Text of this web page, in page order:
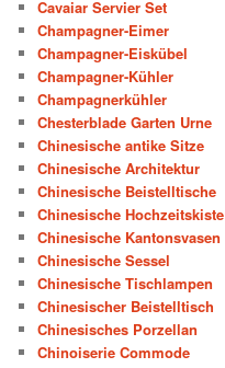
Cavaiar Servier Set
Champagner-Eimer
Champagner-Eiskübel
Champagner-Kühler
Champagnerkühler
Chesterblade Garten Urne
Chinesische antike Sitze
Chinesische Architektur
Chinesische Beistelltische
Chinesische Hochzeitskiste
Chinesische Kantonsvasen
Chinesische Sessel
Chinesische Tischlampen
Chinesischer Beistelltisch
Chinesisches Porzellan
Chinoiserie Commode